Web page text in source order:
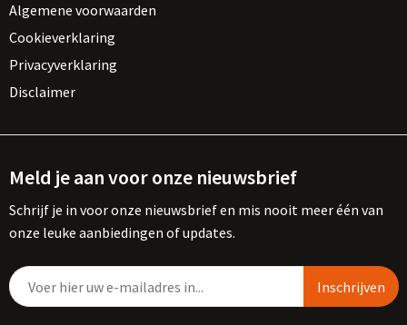
Algemene voorwaarden
Cookieverklaring
Privacyverklaring
Disclaimer
Meld je aan voor onze nieuwsbrief
Schrijf je in voor onze nieuwsbrief en mis nooit meer één van
onze leuke aanbiedingen of updates.